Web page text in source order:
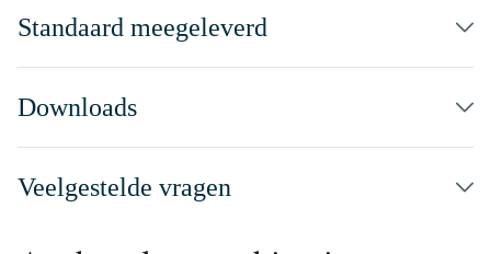
Standaard meegeleverd
Downloads
Veelgestelde vragen